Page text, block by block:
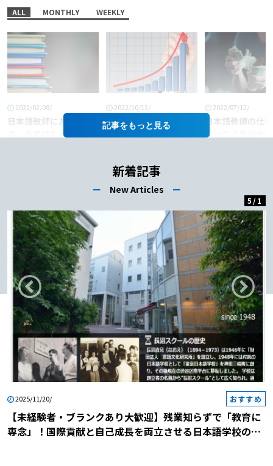
ALL MONTHLY WEEKLY
2022/02/08/
日本語教師におすすめ
の、まず読むべき本6
2022/10/13/
「日本語教師」という
職業に将来性はある
2022/07/12/
日本語教師の仕
料って？年収や
記事を
新着記事
ー New Articles ー
2025/11/20/ おすすめ
【未経験者・ブランクあり大歓迎】残業知らずで「教育に
専念」！国際貢献と自己成長を両立させる日本語学校の説
5 /1